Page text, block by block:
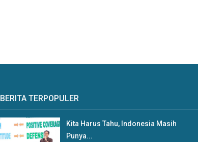
BERITA TERPOPULER
Kita Harus Tahu, Indonesia Masih
Punya...